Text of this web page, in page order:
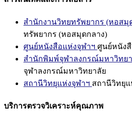
สำนักงานวิทยทรัพยากร (หอสมุ
ทรัพยากร (หอสมุดกลาง)
ศูนย์หนังสือแห่งจุฬาฯ ศูนย์หนัง
สำนักพิมพ์จุฬาลงกรณ์มหาวิทย
จุฬาลงกรณ์มหาวิทยาลัย
สถานีวิทยุแห่งจุฬาฯ สถานีวิทยุแ
บริการตรวจวิเคราะห์คุณภาพ